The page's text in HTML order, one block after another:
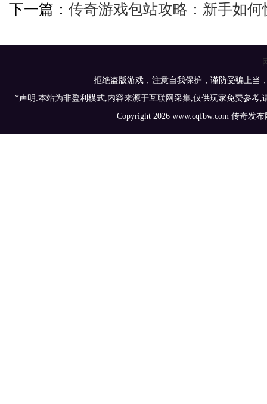
下一篇： 传奇游戏包站攻略：新手如
拒绝盗版游戏，注意自我保护，谨防受骗上当
*声明:本站为非盈利模式,内容来源于互联网采集,仅供玩家免费参考
Copyright 2026 www.cqfbw.com 传奇发